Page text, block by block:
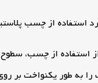
از چسب پلاستیک 1111 چسب
استفاده از چسب،
به طور یکنواخت بر